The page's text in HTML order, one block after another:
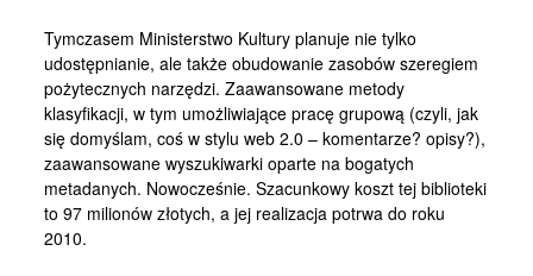
Tymczasem Ministerstwo Kultury planuje nie tylko
udostępnianie, ale także obudowanie zasobów szeregiem
pożytecznych narzędzi. Zaawansowane metody
klasyfikacji, w tym umożliwiające pracę grupową (czyli, jak
się domyślam, coś w stylu web 2.0 – komentarze? opisy?),
zaawansowane wyszukiwarki oparte na bogatych
metadanych. Nowocześnie. Szacunkowy koszt tej biblioteki
to 97 milionów złotych, a jej realizacja potrwa do roku
2010.